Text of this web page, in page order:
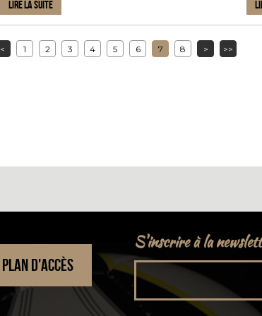
LIRE LA SUITE
< 1 2 3 4 5 6 7 8 > >>
PLAN D'ACCÈS
S'inscrire à la